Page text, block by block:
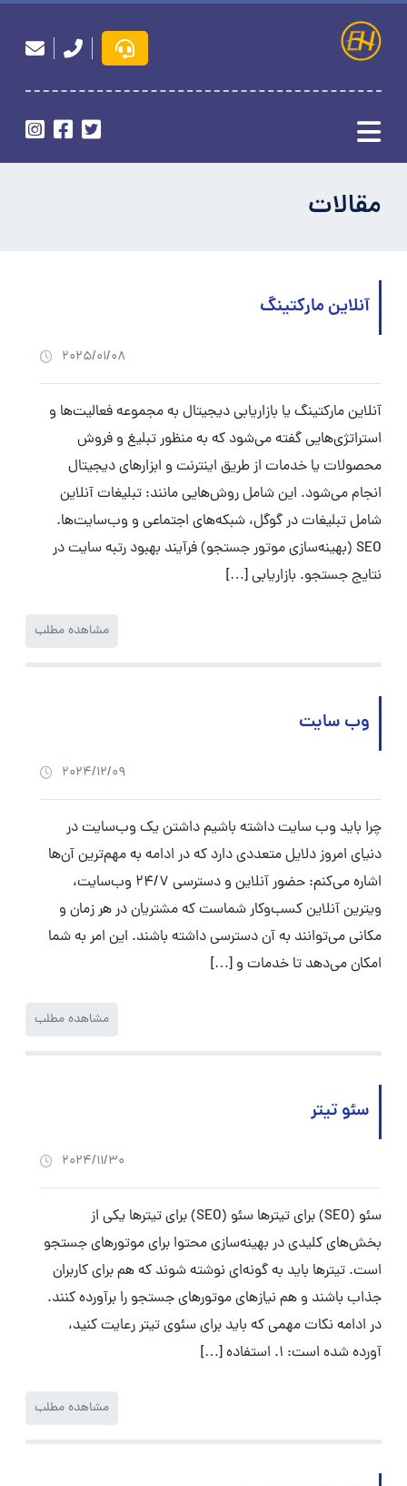
مقالات
آنلاین مارکتینگ
2025/01/08
آنلاین مارکتینگ یا بازاریابی دیجیتال به مجموعه فعالیت‌ها و
استراتژی‌هایی گفته می‌شود که به منظور تبلیغ و فروش
محصولات یا خدمات از طریق اینترنت و ابزارهای دیجیتال
انجام می‌شود. این شامل روش‌هایی مانند: تبلیغات آنلاین
شامل تبلیغات در گوگل، شبکه‌های اجتماعی و وب‌سایت‌ها.
SEO (بهینه‌سازی موتور جستجو) فرآیند بهبود رتبه سایت در
نتایج جستجو. بازاریابی […]
مشاهده مطلب
وب سایت
2024/12/09
چرا باید وب سایت داشته باشیم داشتن یک وب‌سایت در
دنیای امروز دلایل متعددی دارد که در ادامه به مهم‌ترین آن‌ها
اشاره می‌کنم: حضور آنلاین و دسترسی 24/7 وب‌سایت،
ویترین آنلاین کسب‌وکار شماست که مشتریان در هر زمان و
مکانی می‌توانند به آن دسترسی داشته باشند. این امر به شما
امکان می‌دهد تا خدمات و […]
مشاهده مطلب
سئو تیتر
2024/11/30
سئو (SEO) برای تیترها سئو (SEO) برای تیترها یکی از
بخش‌های کلیدی در بهینه‌سازی محتوا برای موتورهای جستجو
است. تیترها باید به گونه‌ای نوشته شوند که هم برای کاربران
جذاب باشند و هم نیازهای موتورهای جستجو را برآورده کنند.
در ادامه نکات مهمی که باید برای سئوی تیتر رعایت کنید،
آورده شده است: ۱. استفاده […]
مشاهده مطلب